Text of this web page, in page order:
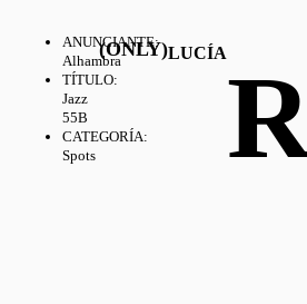
ANUNCIANTE:
Alhambra
TÍTULO:
Jazz
55B
CATEGORÍA:
Spots
(ONLY)LUCÍA